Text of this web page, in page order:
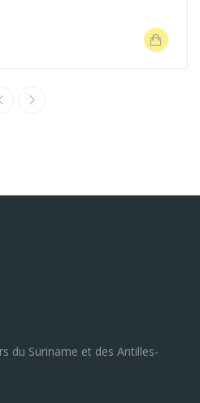
du Suriname et des Antilles-